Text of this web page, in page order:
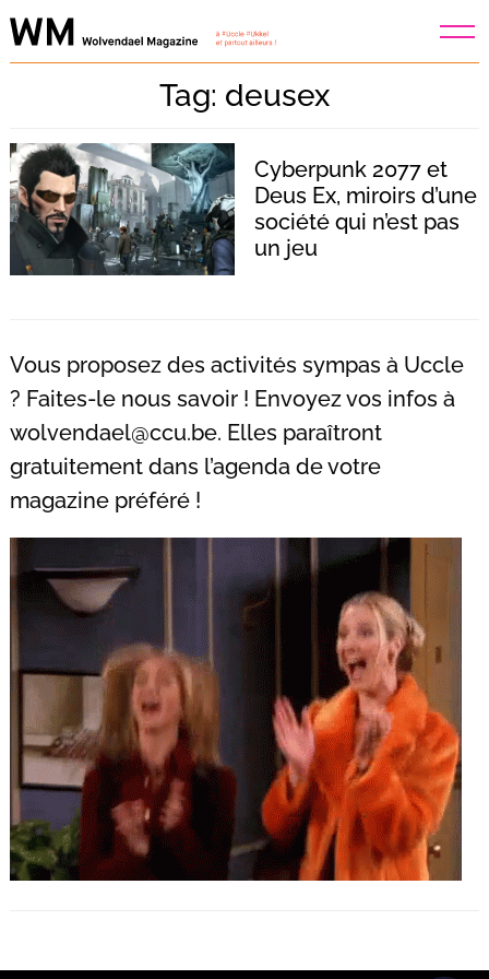
Skip
to
Tag: deusex
Cyberpunk 2077 et
Deus Ex, miroirs d’une
société qui n’est pas
un jeu
Vous proposez des activités sympas à Uccle
? Faites-le nous savoir ! Envoyez vos infos à
wolvendael@ccu.be. Elles paraîtront
gratuitement dans l’agenda de votre
magazine préféré !
Recherche
pour
: